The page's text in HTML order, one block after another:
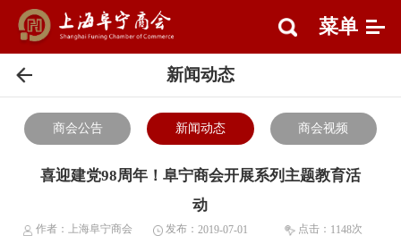
菜单
新闻动态
商会公告 新闻动态 商会视频
喜迎建党98周年！阜宁商会开展系列主题教育活
动
作者： 上海阜宁商会 发布： 2019-07-01 点击： 1148次